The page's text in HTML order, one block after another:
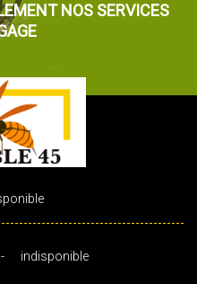
NOS SERVICES
- indisponible